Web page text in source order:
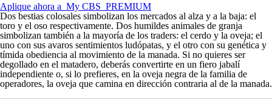
Aplique ahora a My CBS PREMIUM
Dos bestias colosales simbolizan los mercados al alza y a la baja: el
toro y el oso respectivamente. Dos humildes animales de granja
simbolizan también a la mayoría de los traders: el cerdo y la oveja; el
uno con sus avaros sentimientos ludópatas, y el otro con su genética y
tímida obediencia al movimiento de la manada. Si no quieres ser
degollado en el matadero, deberás convertirte en un fiero jabalí
independiente o, si lo prefieres, en la oveja negra de la familia de
operadores, la oveja que camina en dirección contraria al de la manada.